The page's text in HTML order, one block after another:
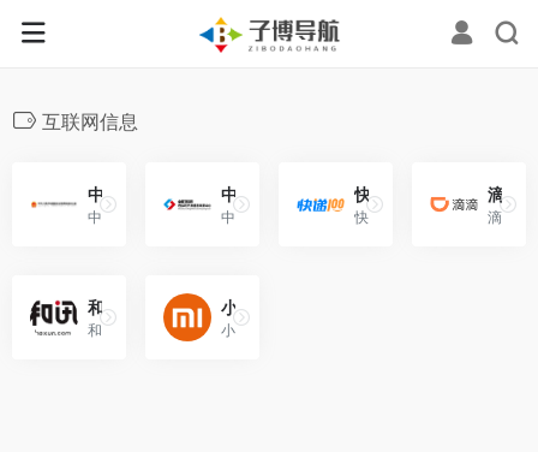
互联网信息
中共中央网络安全和信息化委员会办公室
中共中央网络安全和信息化委员会办公室、国家互联网信息办公室
中央网信办（国家互联网信息办公室）违法和不良信息举报中心
中央网信办（国家互联网信息办公室）违法和不良信息举报中心！
快递100
快递100是深圳前海百递网络有限公司旗下快递物流信息服务平台。
滴滴出行
滴滴出行，是涵盖出租车、专车、滴滴快车、顺风车、代驾及大巴、货运等多项业务在内的一站式出行平台。
和讯网
和讯网创立于1996年，从中国早期金融证券资讯服务脱颖而出，建立了财经资讯垂直网站
小米科技有限责任公司（Xiaomi Corporation）
小米科技有限责任公司（Xiaomi Corporation）成立于2010年3月3日。